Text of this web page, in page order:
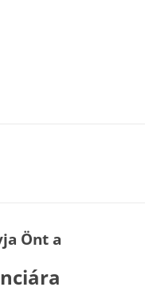
Önt a